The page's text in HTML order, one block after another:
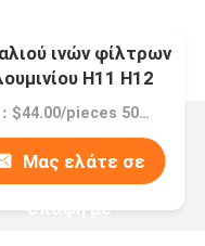
ινών φίλτρων
H11 H12
Τιμή：$44.00/pieces 50-99 pieces
Μας ελάτε σε
επαφή με